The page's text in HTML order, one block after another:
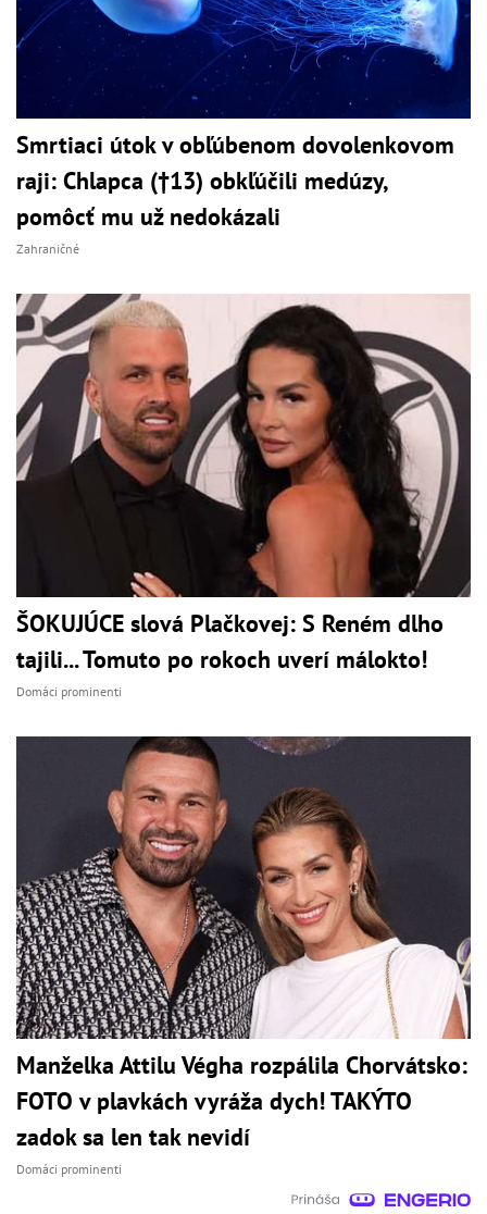
Smrtiaci útok v obľúbenom dovolenkovom
raji: Chlapca (†13) obkľúčili medúzy,
pomôcť mu už nedokázali
Zahraničné
ŠOKUJÚCE slová Plačkovej: S Reném dlho
tajili... Tomuto po rokoch uverí málokto!
Domáci prominenti
Manželka Attilu Végha rozpálila Chorvátsko:
FOTO v plavkách vyráža dych! TAKÝTO
zadok sa len tak nevidí
Domáci prominenti